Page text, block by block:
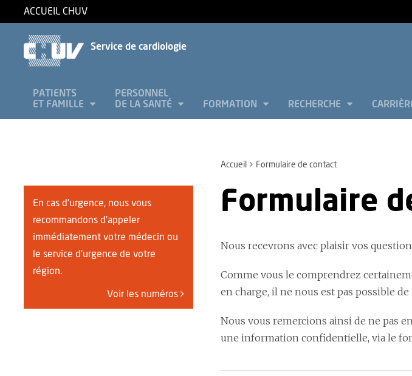
ACCUEIL CHUV
Service de cardiologie
PATIENTS
ET FAMILLE
PERSONNEL
DE LA SANTÉ
FORMATION RECHERCHE
Accueil Formulaire de contact
En cas d'urgence, nous vous
recommandons d'appeler
immédiatement votre médecin ou
le service d'urgence de votre
région.
Voir les numéros
Formulaire
Nous recevrons avec plaisir vos
Comme vous le comprendrez
en charge, il ne nous est pas possible
Nous vous remercions ainsi de ne pas
une information confidentielle, via le